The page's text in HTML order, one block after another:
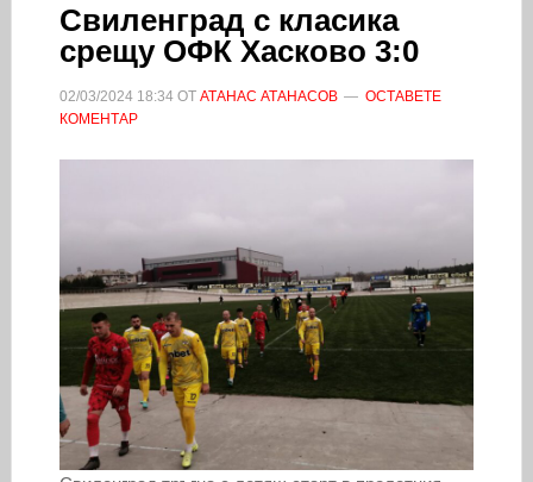
Свиленград с класика
срещу ОФК Хасково 3:0
02/03/2024 18:34ОТ АТАНАС АТАНАСОВ
ОСТАВЕТЕ
КОМЕНТАР